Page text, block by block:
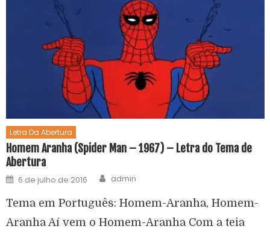
Letra Da Abertura
Homem Aranha (Spider Man – 1967) – Letra do Tema de
Abertura
6 de julho de 2016 admin
Tema em Português: Homem-Aranha, Homem-
Aranha Aí vem o Homem-Aranha Com a teia